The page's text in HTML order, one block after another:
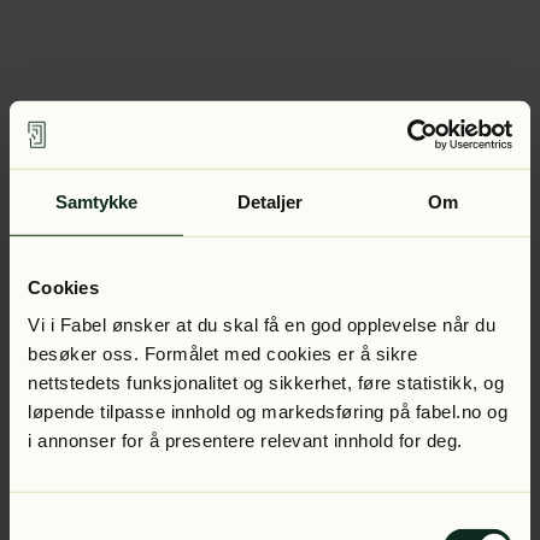
Samtykke Detaljer Om
Cookies
Vi i Fabel ønsker at du skal få en god opplevelse når du
besøker oss. Formålet med cookies er å sikre
nettstedets funksjonalitet og sikkerhet, føre statistikk, og
løpende tilpasse innhold og markedsføring på fabel.no og
i annonser for å presentere relevant innhold for deg.